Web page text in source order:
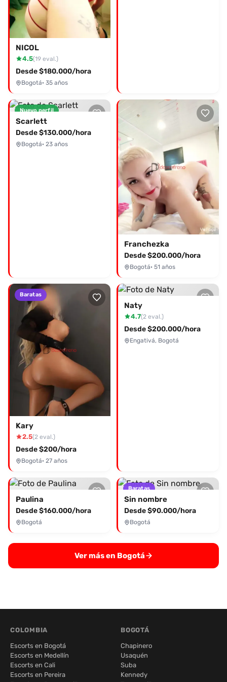
NICOL
4.5(19 eval.)
Desde $180.000/hora
Bogotá· 35 años
Nuevo perfil
Scarlett
Desde $130.000/hora
Bogotá· 23 años
Franchezka
Desde $200.000/hora
Bogotá· 51 años
Baratas
Kary
2.5(2 eval.)
Desde $200/hora
Bogotá· 27 años
Naty
4.7(2 eval.)
Desde $200.000/hora
Engativá, Bogotá
Paulina
Desde $160.000/hora
Bogotá
Baratas
Sin nombre
Desde $90.000/hora
Bogotá
Ver más en Bogotá
COLOMBIA
Escorts en Bogotá
Escorts en Medellín
Escorts en Cali
Escorts en Pereira
BOGOTÁ
Chapinero
Usaquén
Suba
Kennedy